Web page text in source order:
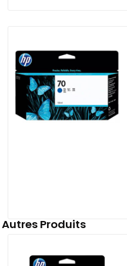
Autres Produits